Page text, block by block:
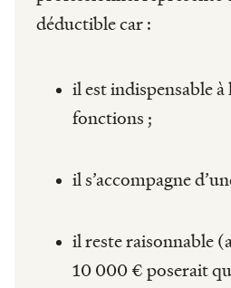
déductible car :
il est indispensable à
fonctions ;
il s’accompagne
il reste raisonnable
10 000 € poserait